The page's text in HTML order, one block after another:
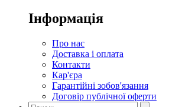
Інформація
Про нас
Доставка і оплата
Контакти
Кар'єра
Гарантійні зобов'язання
Договір публічної оферти